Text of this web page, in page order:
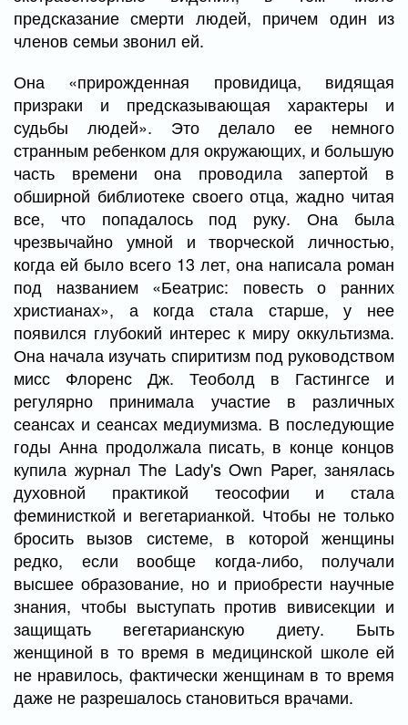
предсказание смерти людей, причем один из
членов семьи звонил ей.
Она «прирожденная провидица, видящая
призраки и предсказывающая характеры и
судьбы людей». Это делало ее немного
странным ребенком для окружающих, и большую
часть времени она проводила запертой в
обширной библиотеке своего отца, жадно читая
все, что попадалось под руку. Она была
чрезвычайно умной и творческой личностью,
когда ей было всего 13 лет, она написала роман
под названием «Беатрис: повесть о ранних
христианах», а когда стала старше, у нее
появился глубокий интерес к миру оккультизма.
Она начала изучать спиритизм под руководством
мисс Флоренс Дж. Теоболд в Гастингсе и
регулярно принимала участие в различных
сеансах и сеансах медиумизма. В последующие
годы Анна продолжала писать, в конце концов
купила журнал The Lady's Own Paper, занялась
духовной практикой теософии и стала
феминисткой и вегетарианкой. Чтобы не только
бросить вызов системе, в которой женщины
редко, если вообще когда-либо, получали
высшее образование, но и приобрести научные
знания, чтобы выступать против вивисекции и
защищать вегетарианскую диету. Быть
женщиной в то время в медицинской школе ей
не нравилось, фактически женщинам в то время
даже не разрешалось становиться врачами.